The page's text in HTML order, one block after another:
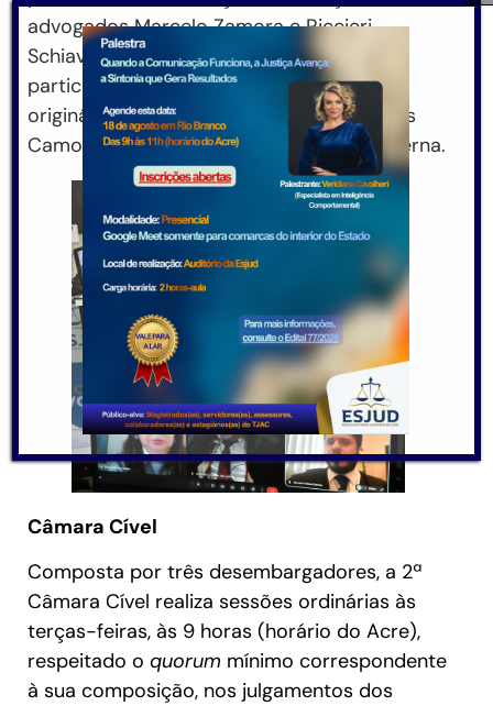
advogados Marcelo Zamora e Riccieri
Schiave, e a advogada Josiane Spada
participaram do julgamento. Membro
originário do órgão, o desembargador Luís
Camolez cumpre agenda de trabalho externa.
Câmara Cível
Composta por três desembargadores, a 2ª
Câmara Cível realiza sessões ordinárias às
terças-feiras, às 9 horas (horário do Acre),
respeitado o quorum mínimo correspondente
à sua composição, nos julgamentos dos